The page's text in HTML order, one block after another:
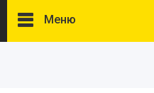
Меню